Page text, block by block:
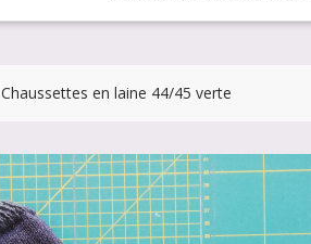
Chaussettes en laine 44/45 verte